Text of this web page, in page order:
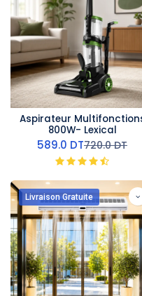
Aspirateur
800W- Lexical
589.0 DT720.0DT
Livraison Gratuite